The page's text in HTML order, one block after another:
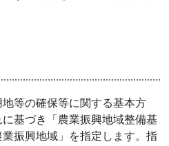
等の確保等に関する基本方
基づき「農業振興地域整備基
振興地域」を指定します。指